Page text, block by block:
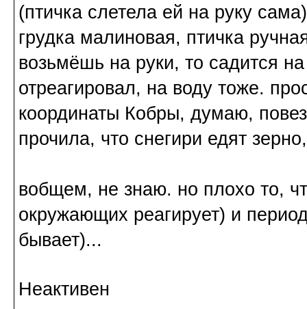
(птичка слетела ей на руку
грудка малиновая, птичка
возьмёшь на руки, то садится
отреагировал, на воду тоже.
координаты Кобры, думаю,
прочила, что снегири едят
вобщем, не знаю. но плохо то,
окружающих реагирует) и
бывает)...
Неактивен